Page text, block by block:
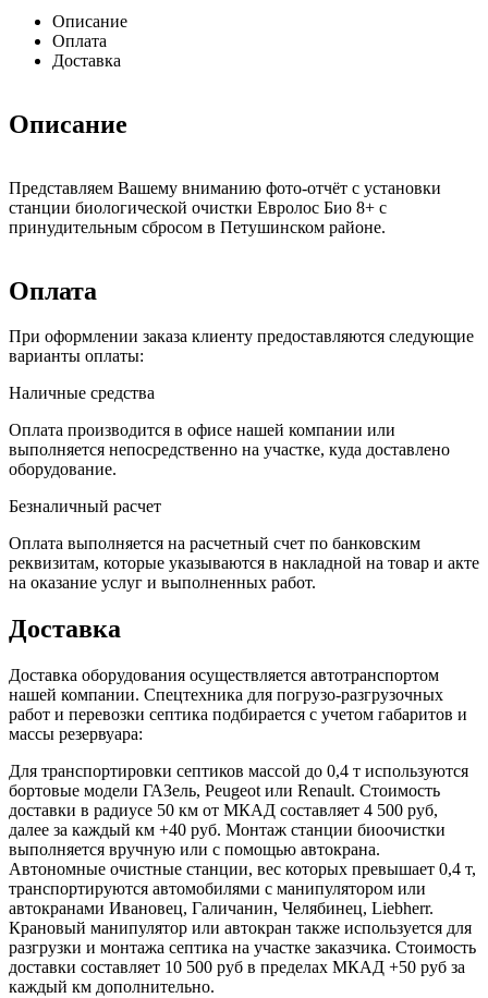
Описание
Оплата
Доставка
Описание
Представляем Вашему вниманию фото-отчёт с установки
станции биологической очистки Евролос Био 8+ с
принудительным сбросом в Петушинском районе.
Оплата
При оформлении заказа клиенту предоставляются следующие
варианты оплаты:
Наличные средства
Оплата производится в офисе нашей компании или
выполняется непосредственно на участке, куда доставлено
оборудование.
Безналичный расчет
Оплата выполняется на расчетный счет по банковским
реквизитам, которые указываются в накладной на товар и акте
на оказание услуг и выполненных работ.
Доставка
Доставка оборудования осуществляется автотранспортом
нашей компании. Спецтехника для погрузо-разгрузочных
работ и перевозки септика подбирается с учетом габаритов и
массы резервуара:
Для транспортировки септиков массой до 0,4 т используются
бортовые модели ГАЗель, Peugeot или Renault. Стоимость
доставки в радиусе 50 км от МКАД составляет 4 500 руб,
далее за каждый км +40 руб. Монтаж станции биоочистки
выполняется вручную или с помощью автокрана.
Автономные очистные станции, вес которых превышает 0,4 т,
транспортируются автомобилями с манипулятором или
автокранами Ивановец, Галичанин, Челябинец, Liebherr.
Крановый манипулятор или автокран также используется для
разгрузки и монтажа септика на участке заказчика. Стоимость
доставки составляет 10 500 руб в пределах МКАД +50 руб за
каждый км дополнительно.